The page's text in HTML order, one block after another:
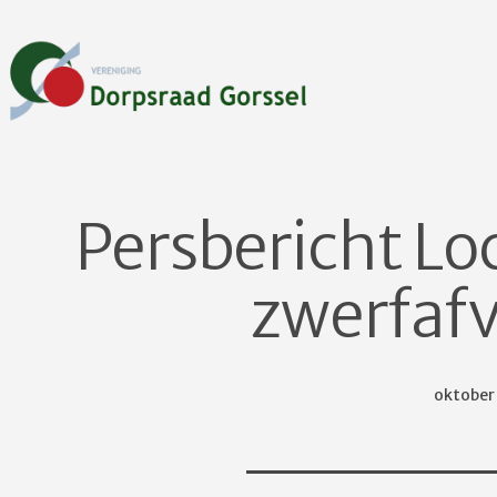
naar
de
inhoud
Persbericht
oktober